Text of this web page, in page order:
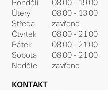
Pondělí
08:00 - 19:00
Úterý
08:00 - 13:00
Středa
zavřeno
Čtvrtek
08:00 - 21:00
Pátek
08:00 - 21:00
Sobota
08:00 - 21:00
Neděle
zavřeno
KONTAKT